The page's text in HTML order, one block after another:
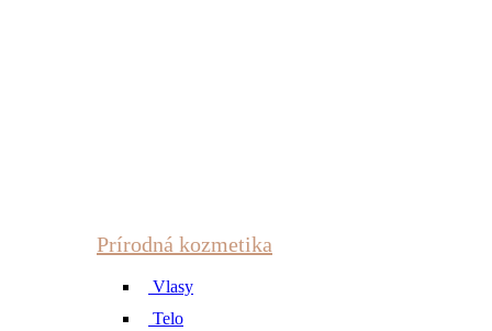
Prírodná kozmetika
Vlasy
Telo